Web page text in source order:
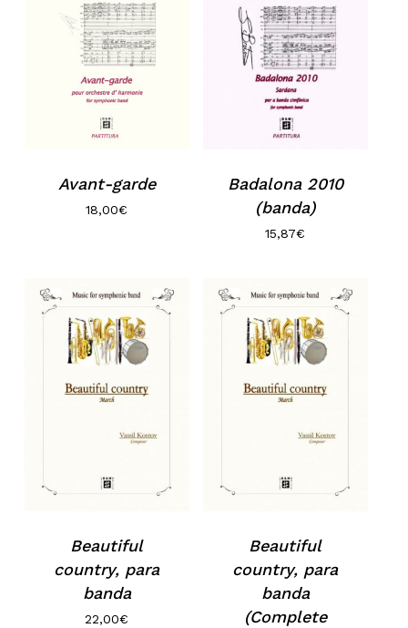
Avant-garde
18,00€
Badalona 2010
(banda)
15,87€
Beautiful
country, para
banda
22,00€
Beautiful
country, para
banda
(Complete